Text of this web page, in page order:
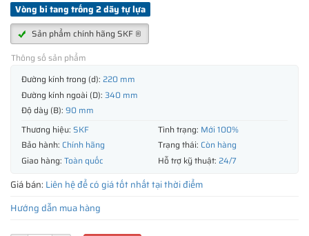
Vòng bi tang trống 2 dãy tự lựa
Sản phẩm chính hãng SKF ®
Thông số sản phẩm
Đường kính trong (d): 220 mm
Đường kính ngoài (D): 340 mm
Độ dày (B): 90 mm
Thương hiệu: SKF Tình trạng: Mới 100%
Bảo hành: Chính hãng Trạng thái: Còn hàng
Giao hàng: Toàn quốc Hỗ trợ kỹ thuật: 24/7
Giá bán: Liên hệ để có giá tốt nhất tại thời điểm
Hướng dẫn mua hàng